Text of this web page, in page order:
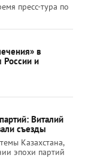
пресс-тура по
в
России и
Виталий
съезды
Казахстана,
эпохи партий